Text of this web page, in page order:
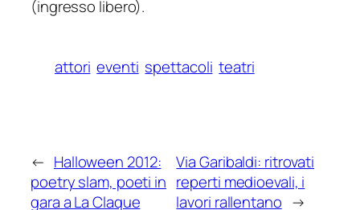
(ingresso libero).
attori eventi spettacoli teatri
← Halloween 2012:
poetry slam, poeti in
gara a La Claque
Via Garibaldi: ritrovati
reperti medioevali, i
lavori rallentano →